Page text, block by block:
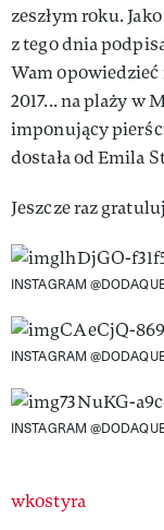
zeszłym roku.
z tego dnia
Wam
2017... na plaży w
imponujący
dostała od Emila
Jeszcze raz
INSTAGRAM
INSTAGRAM
INSTAGRAM
Authors
wkostyra